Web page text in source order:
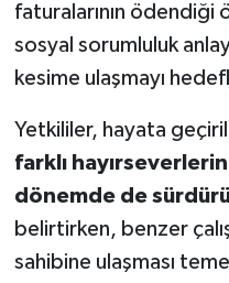
faturalarının ödendiği
sosyal sorumluluk
kesime ulaşmayı
Yetkililer, hayata
farklı
dönemde de
belirtirken, benzer
sahibine ulaşması